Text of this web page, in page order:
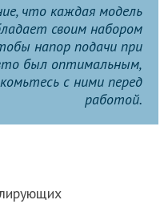
что каждая модель
своим набором
напор подачи при
был оптимальным,
с ними перед
работой.